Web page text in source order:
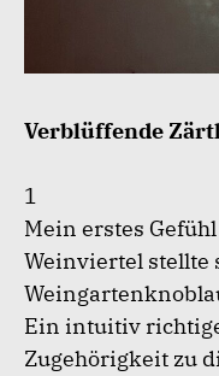
Verblüffende
1
Mein erstes
Weinviertel stellte
Ein intuitiv
Zugehörigkeit zu